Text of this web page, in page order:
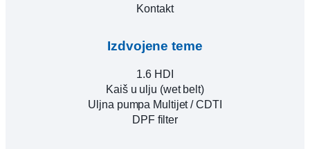
Kontakt
Izdvojene teme
1.6 HDI
Kaiš u ulju (wet belt)
Uljna pumpa Multijet / CDTI
DPF filter